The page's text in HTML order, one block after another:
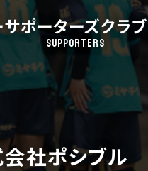
サポーターズクラブ
SUPPORTERS
社ポシブル